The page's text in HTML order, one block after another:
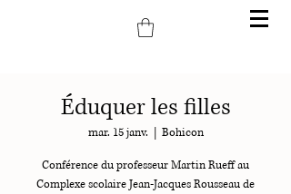
Éduquer les filles
mar. 15 janv. Bohicon
Conférence du professeur Martin Rueff au
Complexe scolaire Jean-Jacques Rousseau de